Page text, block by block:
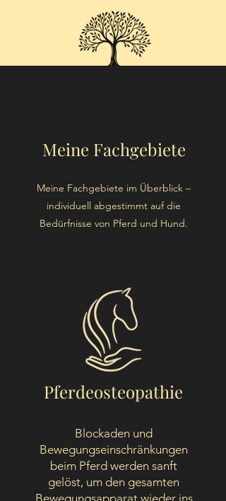
Meine Fachgebiete
Meine Fachgebiete im Überblick –
individuell abgestimmt auf die
Bedürfnisse von Pferd und Hund.
Pferdeosteopathie
Blockaden und
Bewegungseinschränkungen
beim Pferd werden sanft
gelöst, um den gesamten
Bewegungsapparat wieder ins